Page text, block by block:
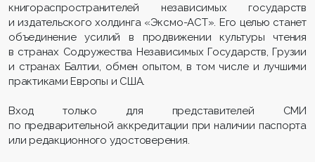
книгораспространителей независимых государств
и издательского холдинга «Эксмо-АСТ». Его целью станет
объединение усилий в продвижении культуры чтения
в странах Содружества Независимых Государств, Грузии
и странах Балтии, обмен опытом, в том числе и лучшими
практиками Европы и США.
Вход только для представителей СМИ
по предварительной аккредитации при наличии паспорта
или редакционного удостоверения.